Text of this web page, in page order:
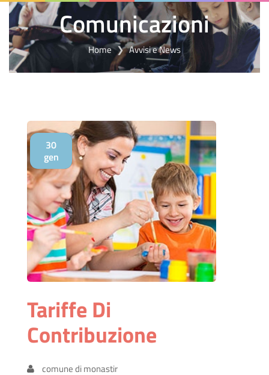
Comunicazioni
Home Avvisi e News
30
gen
Tariffe Di
Contribuzione
comune di monastir